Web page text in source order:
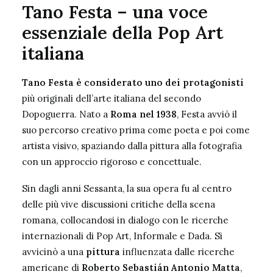
Tano Festa – una voce
essenziale della Pop Art
italiana
Tano Festa è considerato uno dei protagonisti
più originali dell’arte italiana del secondo
Dopoguerra. Nato a Roma nel 1938, Festa avviò il
suo percorso creativo prima come poeta e poi come
artista visivo, spaziando dalla pittura alla fotografia
con un approccio rigoroso e concettuale.
Sin dagli anni Sessanta, la sua opera fu al centro
delle più vive discussioni critiche della scena
romana, collocandosi in dialogo con le ricerche
internazionali di Pop Art, Informale e Dada. Si
avvicinò a una pittura influenzata dalle ricerche
americane di Roberto Sebastián Antonio Matta,